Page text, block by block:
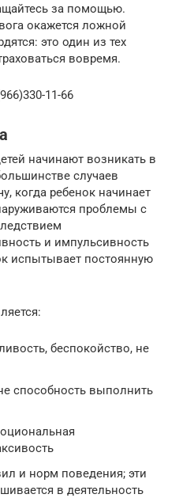
за помощью.
окажется ложной
это один из тех
вовремя.
11-66
начинают возникать в
случаев
когда ребенок начинает
проблемы с
и импульсивность
испытывает постоянную
беспокойство, не
способность выполнить
и норм поведения; эти
в деятельность